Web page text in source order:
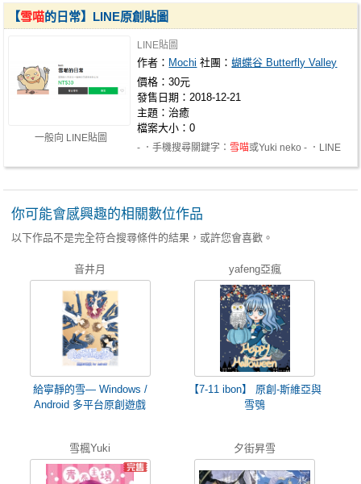
一般向 LINE貼圖
【雪喵的日常】LINE原創貼圖
LINE貼圖
作者： Mochi 社團： 蝴蝶谷 Butterfly Valley
價格：30元
發售日期：2018-12-21
主題：治癒
檔案大小：0
- ．手機搜尋關鍵字： 雪喵或​Yuki neko - ．LINE
你可能會感興趣的相關數位作品
以下作品不是完全符合搜尋條件的結果，或許您會喜歡。
音井月
給寧靜的雪— Windows /
Android 多平台原創遊戲
yafeng亞瘋
【7-11 ibon】 原創-斯維亞與
雪鴞
雪楓Yuki 夕街昇雪